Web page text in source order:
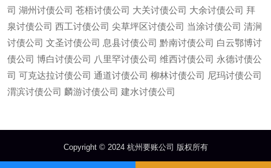
司 湖州讨债公司 苍梧讨债公司 大关讨债公司 大余讨债公司 拜
泉讨债公司 西工讨债公司 尖草坪区讨债公司 当涂讨债公司 清涧
讨债公司 文圣讨债公司 息县讨债公司 黔南讨债公司 白云鄂博讨
债公司 博白讨债公司 八里罕讨债公司 维西讨债公司 永德讨债公
司 可克达拉讨债公司 通道讨债公司 柳林讨债公司 尼玛讨债公司
渭滨讨债公司 麟游讨债公司 建水讨债公司
Copyright © 2024 杭州要账公司 版权所有
微信13685747439